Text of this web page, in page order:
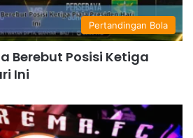
Pertandingan Bola
Berebut Posisi Ketiga
Ini